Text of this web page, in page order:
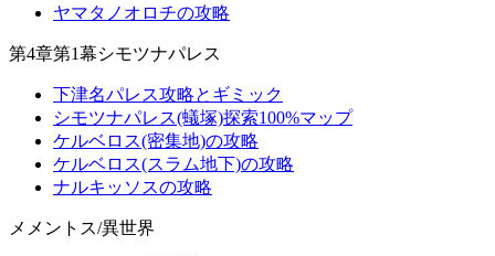
ヤマタノオロチの攻略
第4章第1幕シモツナパレス
下津名パレス攻略とギミック
シモツナパレス(蟻塚)探索100%マップ
ケルベロス(密集地)の攻略
ケルベロス(スラム地下)の攻略
ナルキッソスの攻略
メメントス/異世界